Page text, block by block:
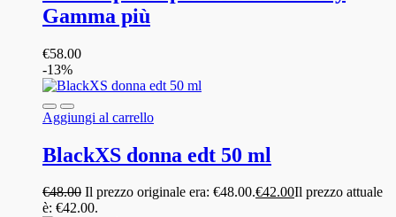
Gamma più
€58.00
-13%
Aggiungi al carrello
BlackXS donna edt 50 ml
€48.00 Il prezzo originale era: €48.00.€42.00Il prezzo attuale
è: €42.00.